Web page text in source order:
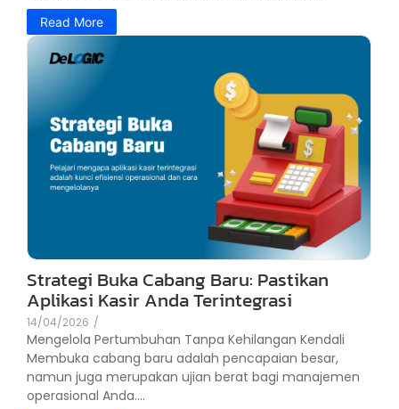
Read More
Strategi Buka Cabang Baru: Pastikan
Aplikasi Kasir Anda Terintegrasi
14/04/2026 /
Mengelola Pertumbuhan Tanpa Kehilangan Kendali
Membuka cabang baru adalah pencapaian besar,
namun juga merupakan ujian berat bagi manajemen
operasional Anda....